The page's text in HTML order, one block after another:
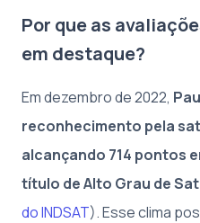
Por que as
em destaque?
Em dezembro de 2022,
reconhecimento pela
alcançando 714 pontos
título de Alto Grau de
do INDSAT). Esse clima